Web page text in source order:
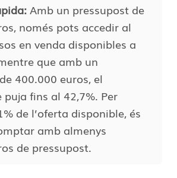
Amb un pressupost de
només pots accedir al
en venda disponibles a
que amb un
400.000 euros, el
fins al 42,7%. Per
de l’oferta disponible, és
amb almenys
de pressupost.